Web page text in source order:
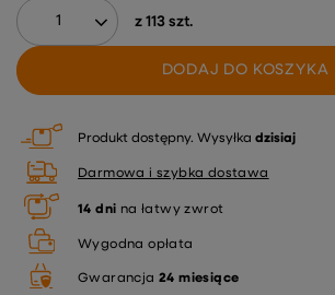
z 113 szt.
DODAJ DO KOSZYKA
Produkt dostępny Wysyłka dzisiaj
Darmowa i szybka dostawa
14 dni na łatwy zwrot
Wygodna opłata
Gwarancja 24 miesiące